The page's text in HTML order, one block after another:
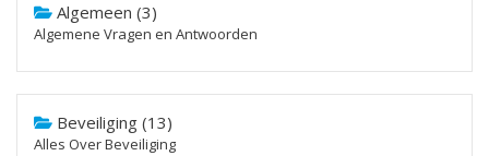
Algemeen (3)
Algemene Vragen en Antwoorden
Beveiliging (13)
Alles Over Beveiliging